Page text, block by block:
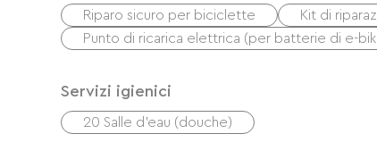
Riparo sicuro per biciclette
Kit di
Punto di ricarica elettrica (per batterie di e-
Servizi igienici
20 Salle d'eau (douche)